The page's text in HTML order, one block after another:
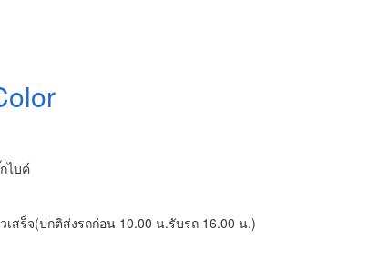
ไบค์
สร็จ(ปกติส่งรถก่อน 10.00 น.รับรถ 16.00 น.)